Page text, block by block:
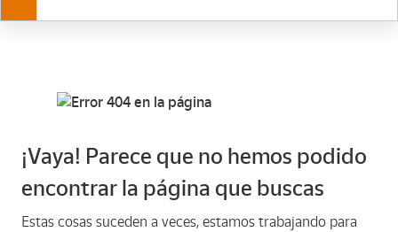
¡Vaya! Parece que no hemos podido
encontrar la página que buscas
Estas cosas suceden a veces, estamos trabajando para